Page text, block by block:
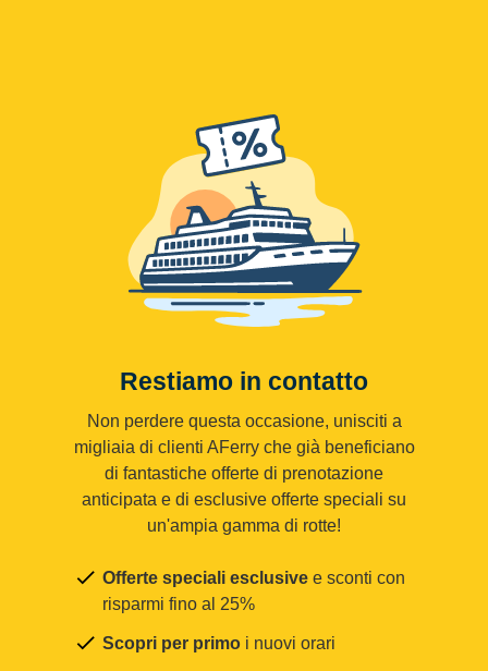
Restiamo in contatto
Non perdere questa occasione, unisciti a
migliaia di clienti AFerry che già beneficiano
di fantastiche offerte di prenotazione
anticipata e di esclusive offerte speciali su
un'ampia gamma di rotte!
Offerte speciali esclusive e sconti con
risparmi fino al 25%
Scopri per primo i nuovi orari